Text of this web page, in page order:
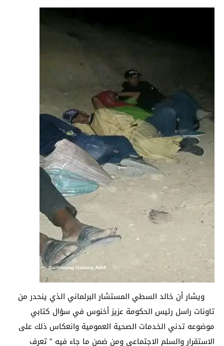
ويشار أن خالد السطي المستشار البرلماني الذي ينحدر من
تاونات راسل رئيس الحكومة عزيز أخنوس في سؤال كتابي
موضوعه تدني الخدمات الصحية العمومية وانعكاس ذلك على
الاستقرار والسلم الاجتماعي ومن ضمن ما جاء فيه ” تعرف